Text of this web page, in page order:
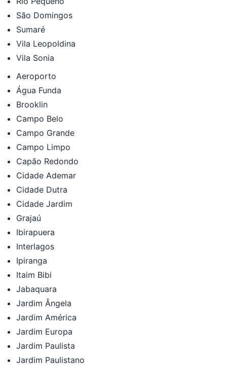
São Domingos
Sumaré
Vila Leopoldina
Vila Sonia
Aeroporto
Água Funda
Brooklin
Campo Belo
Campo Grande
Campo Limpo
Capão Redondo
Cidade Ademar
Cidade Dutra
Cidade Jardim
Grajaú
Ibirapuera
Interlagos
Ipiranga
Itaim Bibi
Jabaquara
Jardim Ângela
Jardim América
Jardim Europa
Jardim Paulista
Jardim Paulistano